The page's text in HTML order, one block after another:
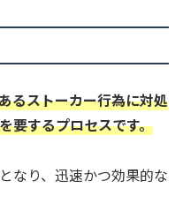
るストーカー行為に対処
要するプロセスです。
なり、迅速かつ効果的な